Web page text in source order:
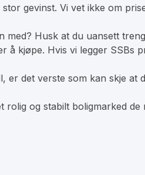
gevinst. Vi vet ikke om
Husk at du uansett
kjøpe. Hvis vi legger SSBs
det verste som kan skje at
og stabilt boligmarked de